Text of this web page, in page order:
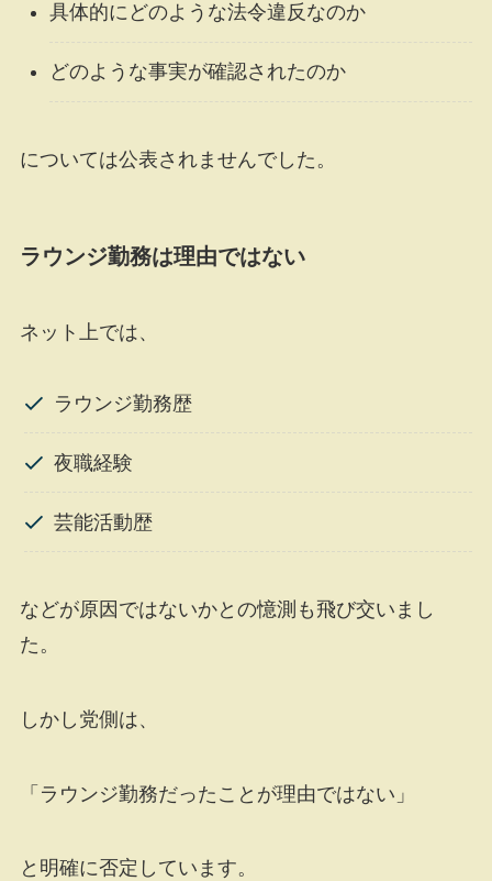
具体的にどのような法令違反なのか
どのような事実が確認されたのか
については公表されませんでした。
ラウンジ勤務は理由ではない
ネット上では、
ラウンジ勤務歴
夜職経験
芸能活動歴
などが原因ではないかとの憶測も飛び交いまし
た。
しかし党側は、
「ラウンジ勤務だったことが理由ではない」
と明確に否定しています。